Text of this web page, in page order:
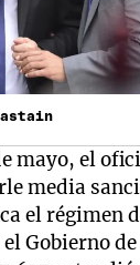
mayo, el
media
el régimen
Gobierno